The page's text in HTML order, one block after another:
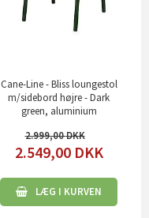
Cane-Line - Bliss loungestol
m/sidebord højre - Dark
green, aluminium
2.999,00
2.549,00 DKK
LÆG I KURVEN